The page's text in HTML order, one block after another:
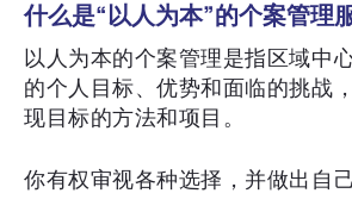
什么是“以人为本”的个案管理
以人为本的个案管理是指区域中
的个人目标、优势和面临的挑战
现目标的方法和项目。
你有权审视各种选择，并做出自己